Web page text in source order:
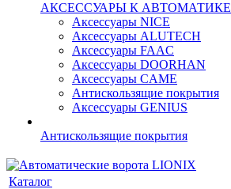
АКСЕССУАРЫ К АВТОМАТИКЕ
Аксессуары NICE
Аксессуары ALUTECH
Аксессуары FAAC
Аксессуары DOORHAN
Аксессуары CAME
Антискользящие покрытия
Аксессуары GENIUS
Антискользящие покрытия
Каталог